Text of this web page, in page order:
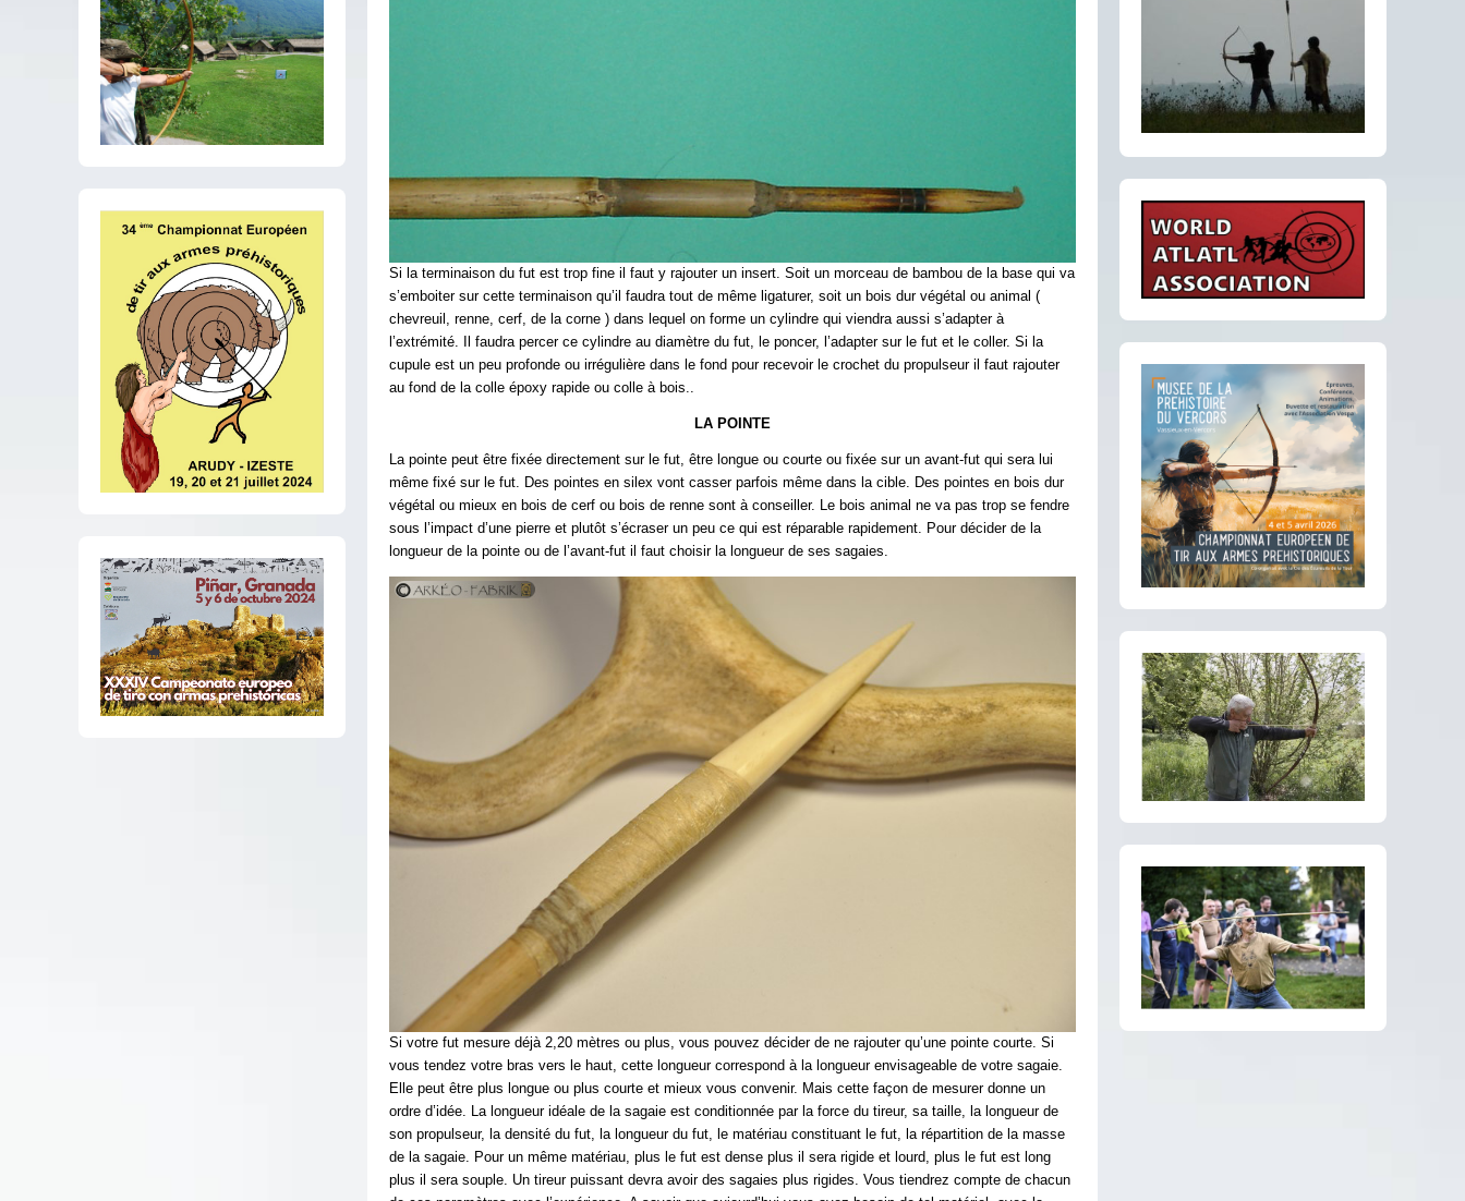
Si la terminaison du fut est trop fine il faut y rajouter un insert. Soit un morceau de bambou de la base qui va
s’emboiter sur cette terminaison qu’il faudra tout de même ligaturer, soit un bois dur végétal ou animal (
chevreuil, renne, cerf, de la corne ) dans lequel on forme un cylindre qui viendra aussi s’adapter à
l’extrémité. Il faudra percer ce cylindre au diamètre du fut, le poncer, l’adapter sur le fut et le coller. Si la
cupule est un peu profonde ou irrégulière dans le fond pour recevoir le crochet du propulseur il faut rajouter
au fond de la colle époxy rapide ou colle à bois..
LA POINTE
La pointe peut être fixée directement sur le fut, être longue ou courte ou fixée sur un avant-fut qui sera lui
même fixé sur le fut. Des pointes en silex vont casser parfois même dans la cible. Des pointes en bois dur
végétal ou mieux en bois de cerf ou bois de renne sont à conseiller. Le bois animal ne va pas trop se fendre
sous l’impact d’une pierre et plutôt s’écraser un peu ce qui est réparable rapidement. Pour décider de la
longueur de la pointe ou de l’avant-fut il faut choisir la longueur de ses sagaies.
Si votre fut mesure déjà 2,20 mètres ou plus, vous pouvez décider de ne rajouter qu’une pointe courte. Si
vous tendez votre bras vers le haut, cette longueur correspond à la longueur envisageable de votre sagaie.
Elle peut être plus longue ou plus courte et mieux vous convenir. Mais cette façon de mesurer donne un
ordre d’idée. La longueur idéale de la sagaie est conditionnée par la force du tireur, sa taille, la longueur de
son propulseur, la densité du fut, la longueur du fut, le matériau constituant le fut, la répartition de la masse
de la sagaie. Pour un même matériau, plus le fut est dense plus il sera rigide et lourd, plus le fut est long
plus il sera souple. Un tireur puissant devra avoir des sagaies plus rigides. Vous tiendrez compte de chacun